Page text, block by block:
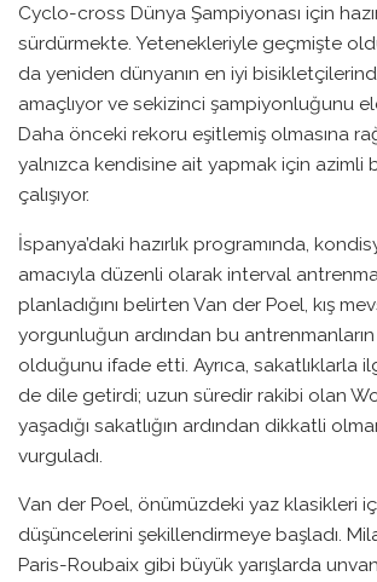
Cyclo-cross Dünya Şampiyonası için
sürdürmekte. Yetenekleriyle geçmişte
da yeniden dünyanın en iyi
amaçlıyor ve sekizinci şampiyonluğunu
Daha önceki rekoru eşitlemiş olmasına
yalnızca kendisine ait yapmak için azimli
çalışıyor.
İspanya’daki hazırlık programında,
amacıyla düzenli olarak interval
planladığını belirten Van der Poel, kış
yorgunluğun ardından bu
olduğunu ifade etti. Ayrıca, sakatlıklarla
de dile getirdi; uzun süredir rakibi olan
yaşadığı sakatlığın ardından dikkatli
vurguladı.
Van der Poel, önümüzdeki yaz klasikleri
düşüncelerini şekillendirmeye başladı.
Paris-Roubaix gibi büyük yarışlarda